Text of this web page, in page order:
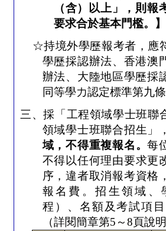
（含）以上」，則報
要求合於基本門檻。】
☆持境外學歷報考者，應
學歷採認辦法、香港澳
辦法、大陸地區學歷採
同等學力認定標準第九條
三、採「工程領域學士班聯
領域學士班聯合招生」，
域，不得重複報名。每
不得以任何理由要求更
序，違者取消報考資格
報名費。招生領域、
程）、名額及考試項
（詳閱簡章第5 ～8頁說